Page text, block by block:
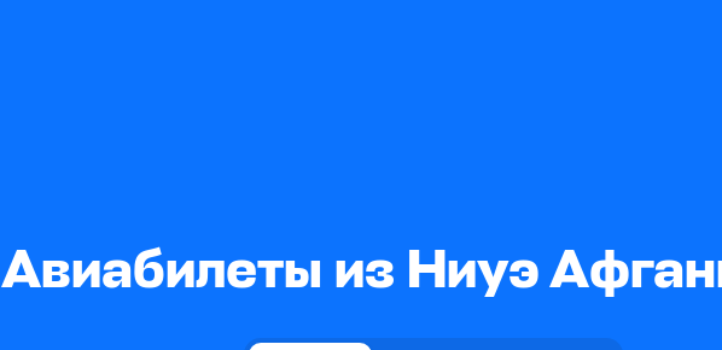
Авиабилеты из Ниуэ